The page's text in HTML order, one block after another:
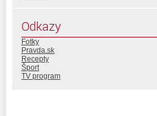
Odkazy
Fotky
Pravda.sk
Recepty
Šport
TV program